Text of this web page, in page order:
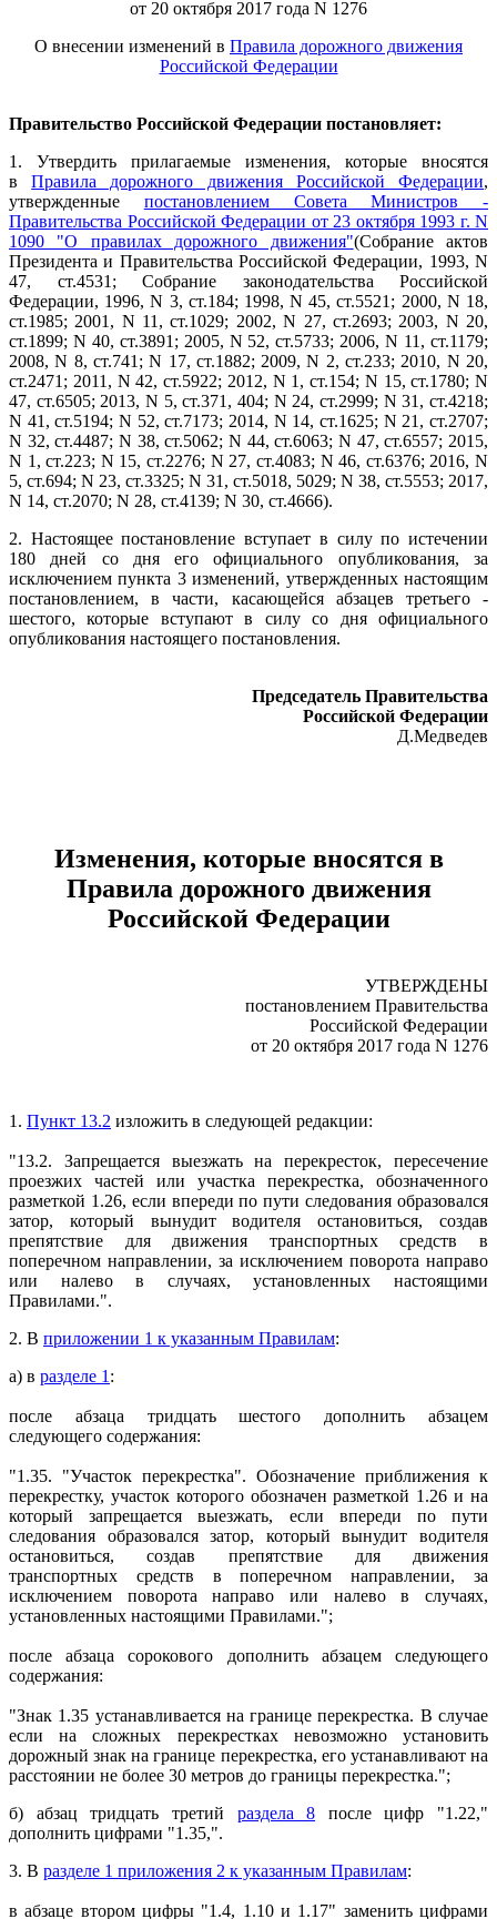
от 20 октября 2017 года N 1276
О внесении изменений в Правила дорожного движения
Российской Федерации
Правительство Российской Федерации постановляет:
1. Утвердить прилагаемые изменения, которые вносятся
в
Правила дорожного движения Российской Федерации,
утвержденные
постановлением Совета Министров -
Правительства Российской Федерации от 23 октября 1993 г. N
1090 "О правилах дорожного движения"(Собрание актов
Президента и Правительства Российской Федерации, 1993, N
47, ст.4531; Собрание законодательства Российской
Федерации, 1996, N 3, ст.184; 1998, N 45, ст.5521; 2000, N 18,
ст.1985; 2001, N 11, ст.1029; 2002, N 27, ст.2693; 2003, N 20,
ст.1899; N 40, ст.3891; 2005, N 52, ст.5733; 2006, N 11, ст.1179;
2008, N 8, ст.741; N 17, ст.1882; 2009, N 2, ст.233; 2010, N 20,
ст.2471; 2011, N 42, ст.5922; 2012, N 1, ст.154; N 15, ст.1780; N
47, ст.6505; 2013, N 5, ст.371, 404; N 24, ст.2999; N 31, ст.4218;
N 41, ст.5194; N 52, ст.7173; 2014, N 14, ст.1625; N 21, ст.2707;
N 32, ст.4487; N 38, ст.5062; N 44, ст.6063; N 47, ст.6557; 2015,
N 1, ст.223; N 15, ст.2276; N 27, ст.4083; N 46, ст.6376; 2016, N
5, ст.694; N 23, ст.3325; N 31, ст.5018, 5029; N 38, ст.5553; 2017,
N 14, ст.2070; N 28, ст.4139; N 30, ст.4666).
2. Настоящее постановление вступает в силу по истечении
180 дней со дня его официального опубликования, за
исключением пункта 3 изменений, утвержденных настоящим
постановлением, в части, касающейся абзацев третьего -
шестого, которые вступают в силу со дня официального
опубликования настоящего постановления.
Председатель Правительства
Российской Федерации
Д.Медведев
Изменения, которые вносятся в
Правила дорожного движения
Российской Федерации
УТВЕРЖДЕНЫ
постановлением Правительства
Российской Федерации
от 20 октября 2017 года N 1276
1. Пункт 13.2 изложить в следующей редакции:
"13.2. Запрещается выезжать на перекресток, пересечение
проезжих частей или участка перекрестка, обозначенного
разметкой 1.26, если впереди по пути следования образовался
затор, который вынудит водителя остановиться, создав
препятствие для движения транспортных средств в
поперечном направлении, за исключением поворота направо
или налево в случаях, установленных настоящими
Правилами.".
2. В приложении 1 к указанным Правилам:
а) в разделе 1 :
после абзаца тридцать шестого дополнить абзацем
следующего содержания:
"1.35. "Участок перекрестка". Обозначение приближения к
перекрестку, участок которого обозначен разметкой 1.26 и на
который запрещается выезжать, если впереди по пути
следования образовался затор, который вынудит водителя
остановиться, создав препятствие для движения
транспортных средств в поперечном направлении, за
исключением поворота направо или налево в случаях,
установленных настоящими Правилами.";
после абзаца сорокового дополнить абзацем следующего
содержания:
"Знак 1.35 устанавливается на границе перекрестка. В случае
если на сложных перекрестках невозможно установить
дорожный знак на границе перекрестка, его устанавливают на
расстоянии не более 30 метров до границы перекрестка.";
б) абзац тридцать третий
раздела 8
после цифр "1.22,"
дополнить цифрами "1.35,".
3. В разделе 1 приложения 2 к указанным Правилам:
в абзаце втором цифры "1.4, 1.10 и 1.17" заменить цифрами